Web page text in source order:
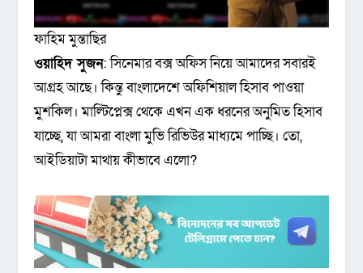
ফাহিম মুন্তাছির
ওয়াহিদ সুজন: সিনেমার বক্স অফিস নিয়ে আমাদের সবারই
আগ্রহ আছে। কিন্তু বাংলাদেশে অফিশিয়াল হিসাব পাওয়া
মুশকিল। মাল্টিপ্লেক্স থেকে এখন এক ধরনের অনুমিত হিসাব
যাচ্ছে, যা আমরা বাংলা মুভি রিভিউর মাধ্যমে পাচ্ছি। তো,
আইডিয়াটা মাথায় কীভাবে এলো?